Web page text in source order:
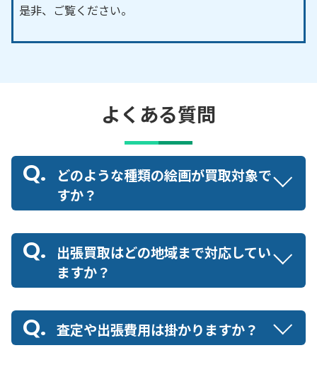
是非、ご覧ください。
よくある質問
どのような種類の絵画が買取対象で
すか？
出張買取はどの地域まで対応してい
ますか？
査定や出張費用は掛かりますか？